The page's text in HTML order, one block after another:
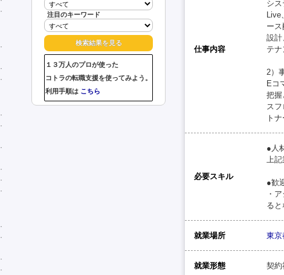
注目のキーワード
１３万人のプロが使った
コトラの転職支援を使ってみよう。
利用手順は こちら
仕事内容
シ
ー
設計
テ
2）
Eコ
把握
ス
ト
必要スキル
●人
上
●歓
・
ると
就業場所 東京
就業形態 契約